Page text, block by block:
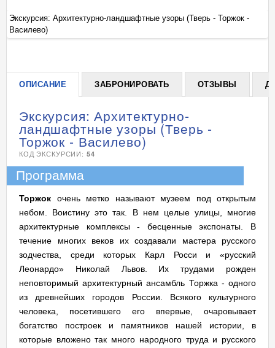
+
Экскурсия: Архитектурно-ландшафтные узоры (Тверь - Торжок -
Василево)
ОПИСАНИЕ ЗАБРОНИРОВАТЬ ОТЗЫВЫ
Экскурсия: Архитектурно-
ландшафтные узоры (Тверь -
Торжок - Василево)
КОД ЭКСКУРСИИ: 54
Программа
Торжок очень метко называют музеем под открытым
небом. Воистину это так. В нем целые улицы, многие
архитектурные комплексы - бесценные экспонаты. В
течение многих веков их создавали мастера русского
зодчества, среди которых Карл Росси и «русский
Леонардо» Николай Львов. Их трудами рожден
неповторимый архитектурный ансамбль Торжка - одного
из древнейших городов России. Всякого культурного
человека, посетившего его впервые, очаровывает
богатство построек и памятников нашей истории, в
которые вложено так много народного труда и русского